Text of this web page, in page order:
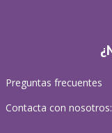
Preguntas frecuentes
Contacta con